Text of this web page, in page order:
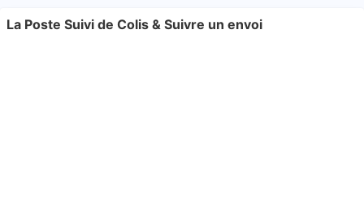
La Poste Suivi de Colis & Suivre un envoi